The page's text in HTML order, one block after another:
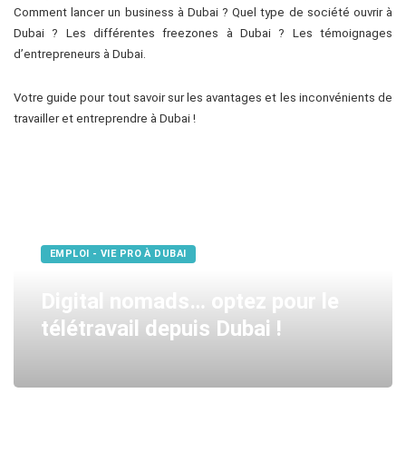
Comment lancer un business à Dubai ? Quel type de société ouvrir à
Dubai ? Les différentes freezones à Dubai ? Les témoignages
d’entrepreneurs à Dubai.
Votre guide pour tout savoir sur les avantages et les inconvénients de
travailler et entreprendre à Dubai !
EMPLOI - VIE PRO À DUBAI
Digital nomads… optez pour le
télétravail depuis Dubai !